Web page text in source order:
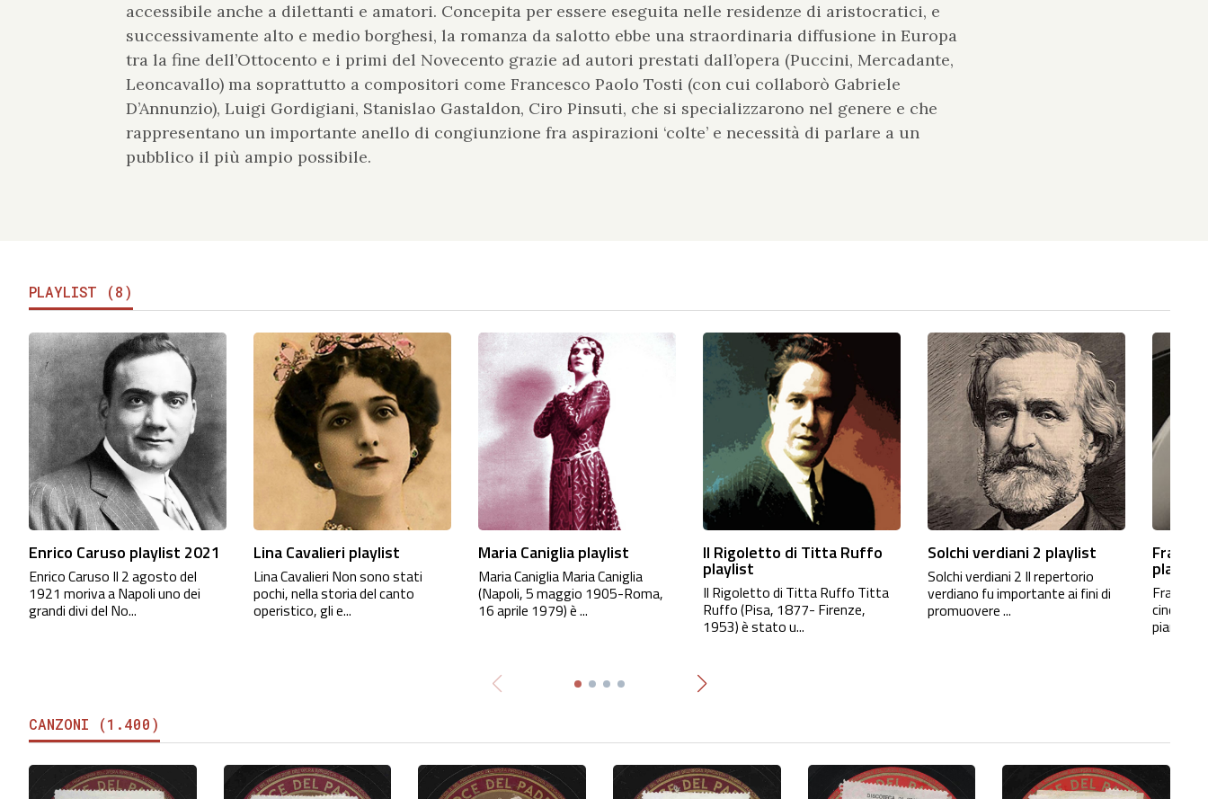
accessibile anche a dilettanti e amatori. Concepita per essere eseguita nelle residenze di aristocratici, e
successivamente alto e medio borghesi, la romanza da salotto ebbe una straordinaria diffusione in Europa
tra la fine dell’Ottocento e i primi del Novecento grazie ad autori prestati dall’opera (Puccini, Mercadante,
Leoncavallo) ma soprattutto a compositori come Francesco Paolo Tosti (con cui collaborò Gabriele
D’Annunzio), Luigi Gordigiani, Stanislao Gastaldon, Ciro Pinsuti, che si specializzarono nel genere e che
rappresentano un importante anello di congiunzione fra aspirazioni ‘colte’ e necessità di parlare a un
pubblico il più ampio possibile.
PLAYLIST (8)
Enrico Caruso playlist 2021
Enrico Caruso Il 2 agosto del
1921 moriva a Napoli uno dei
grandi divi del No...
Lina Cavalieri playlist
Lina Cavalieri Non sono stati
pochi, nella storia del canto
operistico, gli e...
Maria Caniglia playlist
Maria Caniglia Maria Caniglia
(Napoli, 5 maggio 1905-Roma,
16 aprile 1979) è ...
Il Rigoletto di Titta Ruffo
playlist
Il Rigoletto di Titta Ruffo Titta
Ruffo (Pisa, 1877- Firenze,
1953) è stato u...
Solchi verdiani 2 playlist
Solchi verdiani 2 Il repertorio
verdiano fu importante ai fini di
promuovere ...
playlist
CANZONI (1.400)